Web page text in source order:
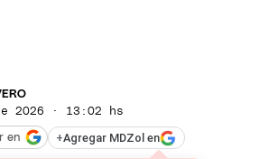
2026 · 13:02 hs
+Agregar MDZol en
en